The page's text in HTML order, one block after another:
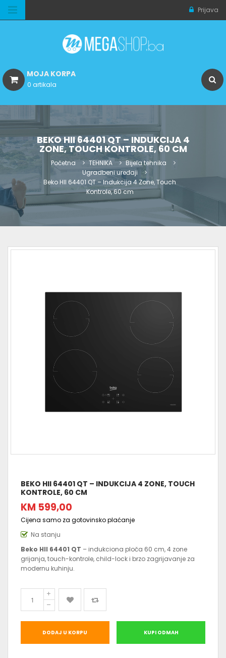
Prijava
MOJA KORPA
0 artikala
BEKO HII 64401 QT – INDUKCIJA 4
ZONE, TOUCH KONTROLE, 60 CM
Početna TEHNIKA
Bijela tehnika
Ugradbeni uređaji
Beko HII 64401 QT – Indukcija 4 Zone, Touch
Kontrole, 60 cm
BEKO HII 64401 QT – INDUKCIJA 4 ZONE, TOUCH
KONTROLE, 60 CM
KM 599,00
Cijena samo za gotovinsko plaćanje
Na stanju
Beko HII 64401 QT – indukciona ploča 60 cm, 4 zone
grijanja, touch-kontrole, child-lock i brzo zagrijavanje za
modernu kuhinju.
DODAJ U KORPU KUPI ODMAH